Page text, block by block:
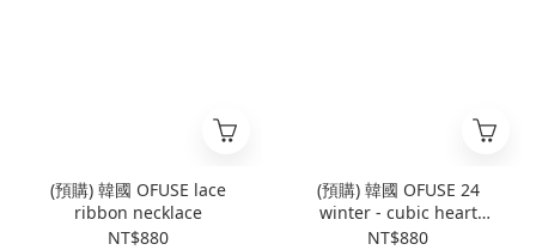
(預購) 韓國 OFUSE lace
ribbon necklace
NT$880
(預購) 韓國 OFUSE 24
winter - cubic heart
necklace
NT$880